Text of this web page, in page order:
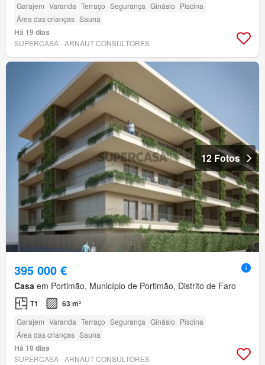
Garajem Varanda Terraço Segurança Ginásio Piscina
Área das crianças Sauna
Há 19 dias
SUPERCASA - ARNAUT CONSULTORES
12 Fotos
395 000 €
Casa em Portimão, Município de Portimão, Distrito de Faro
T1 63 m²
Garajem Varanda Terraço Segurança Ginásio Piscina
Área das crianças Sauna
Há 19 dias
SUPERCASA - ARNAUT CONSULTORES